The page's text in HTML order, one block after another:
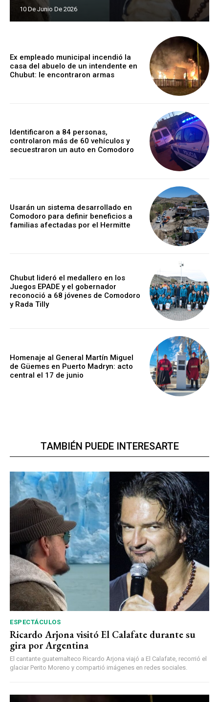
10 De Junio De 2026
Ex empleado municipal incendió la
casa del abuelo de un intendente en
Chubut: le encontraron armas
Identificaron a 84 personas,
controlaron más de 60 vehículos y
secuestraron un auto en Comodoro
Usarán un sistema desarrollado en
Comodoro para definir beneficios a
familias afectadas por el Hermitte
Chubut lideró el medallero en los
Juegos EPADE y el gobernador
reconoció a 68 jóvenes de Comodoro
y Rada Tilly
Homenaje al General Martín Miguel
de Güemes en Puerto Madryn: acto
central el 17 de junio
TAMBIÉN PUEDE INTERESARTE
ESPECTÁCULOS
Ricardo Arjona visitó El Calafate durante su
gira por Argentina
El cantante guatemalteco Ricardo Arjona viajó a El Calafate, recorrió el
glaciar Perito Moreno y compartió imágenes en redes sociales.